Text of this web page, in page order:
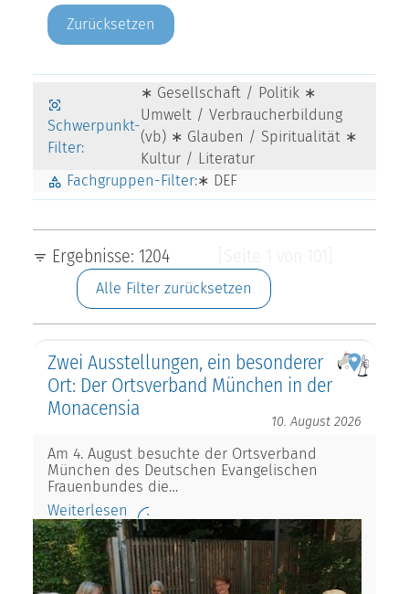
Zurücksetzen
Schwerpunkt-
Filter:
∗ Gesellschaft / Politik ∗
Umwelt / Verbraucherbildung
(vb) ∗ Glauben / Spiritualität ∗
Kultur / Literatur
Fachgruppen-Filter:∗ DEF
Ergebnisse: 1204
Alle Filter zurücksetzen
Zwei Ausstellungen, ein besonderer
Ort: Der Ortsverband München in der
Monacensia
10. August 2026
Am 4. August besuchte der Ortsverband
München des Deutschen Evangelischen
Frauenbundes die…
Weiterlesen